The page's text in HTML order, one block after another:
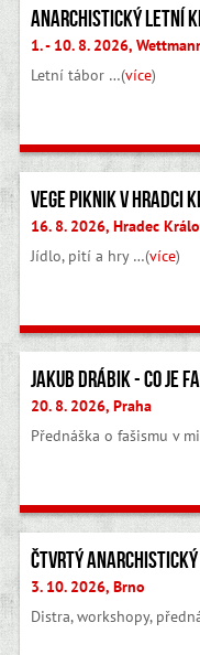
Anarchistický letní
1. - 10. 8. 2026,
Letní tábor …(více)
Vege piknik v Hradci
16. 8. 2026, Hradec
Jídlo, pití a hry …(více)
Jakub Drábik - Co je
20. 8. 2026, Praha
Přednáška o fašismu v
Riot Over River 2026
19. 9. 2026, Praha
…(více)